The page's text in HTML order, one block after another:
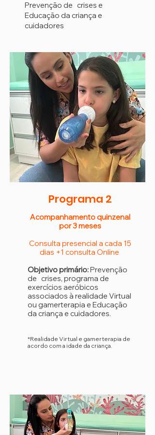
Prevenção de crises e
Educação da criança e
cuidadores
Programa 2
Acompanhamento quinzenal
por 3 meses
Consulta presencial a cada 15
dias +1 consulta Online
Objetivo primário:Prevenção
de crises, programa de
exercícios aeróbicos
associados à realidade Virtual
ou gamerterapia e Educação
da criança e cuidadores.
*Realidade Virtual e gamerterapia de
acordo com a idade da criança.